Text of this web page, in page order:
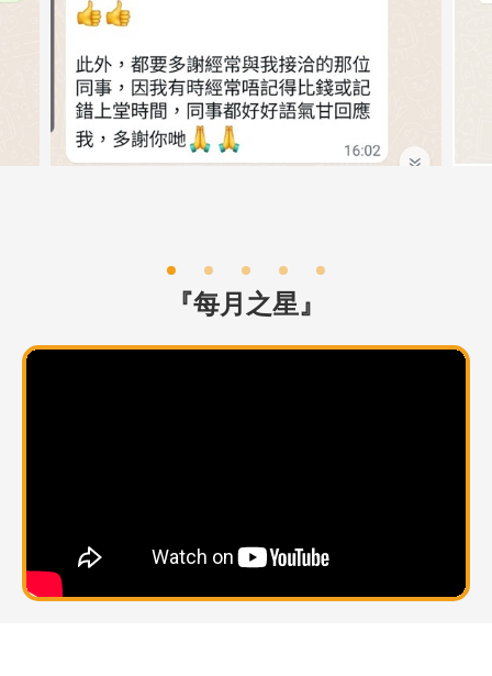
『每月之星』